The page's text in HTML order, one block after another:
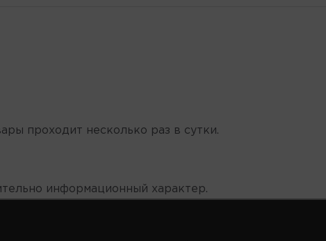
проходит несколько раз в сутки.
информационный характер.